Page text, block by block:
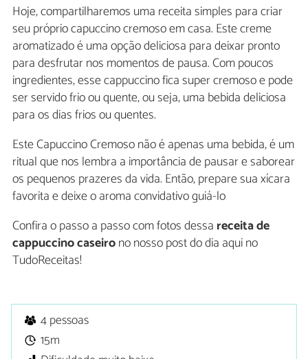
Hoje, compartilharemos uma receita simples para criar
seu próprio capuccino cremoso em casa. Este creme
aromatizado é uma opção deliciosa para deixar pronto
para desfrutar nos momentos de pausa. Com poucos
ingredientes, esse cappuccino fica super cremoso e pode
ser servido frio ou quente, ou seja, uma bebida deliciosa
para os dias frios ou quentes.
Este Capuccino Cremoso não é apenas uma bebida, é um
ritual que nos lembra a importância de pausar e saborear
os pequenos prazeres da vida. Então, prepare sua xícara
favorita e deixe o aroma convidativo guiá-lo
Confira o passo a passo com fotos dessa receita de
cappuccino caseirono nosso post do dia aqui no
TudoReceitas!
4 pessoas
15m